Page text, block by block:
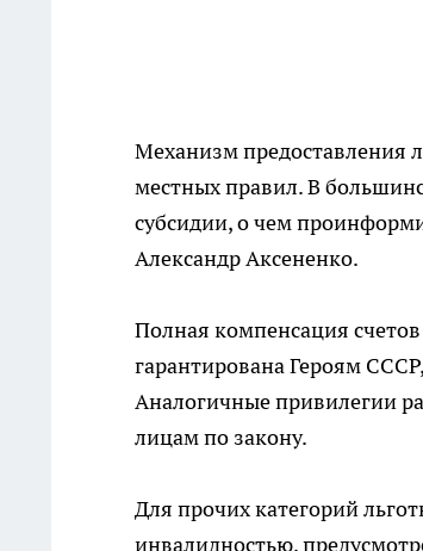
Механизм предоставления
местных правил. В
субсидии, о чем
Александр Аксененко.
Полная компенсация
гарантирована Героям
Аналогичные привилегии
лицам по закону.
Для прочих категорий
инвалидностью,